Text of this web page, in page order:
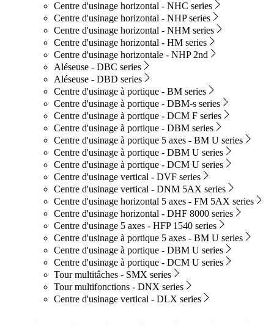
Centre d'usinage horizontal - NHC series
Centre d'usinage horizontal - NHP series
Centre d'usinage horizontal - NHM series
Centre d'usinage horizontal - HM series
Centre d'usinage horizontale - NHP 2nd
Aléseuse - DBC series
Aléseuse - DBD series
Centre d'usinage à portique - BM series
Centre d'usinage à portique - DBM-s series
Centre d'usinage à portique - DCM F series
Centre d'usinage à portique - DBM series
Centre d'usinage à portique 5 axes - BM U series
Centre d'usinage à portique - DBM U series
Centre d'usinage à portique - DCM U series
Centre d'usinage vertical - DVF series
Centre d'usinage vertical - DNM 5AX series
Centre d'usinage horizontal 5 axes - FM 5AX series
Centre d'usinage horizontal - DHF 8000 series
Centre d'usinage 5 axes - HFP 1540 series
Centre d'usinage à portique 5 axes - BM U series
Centre d'usinage à portique - DBM U series
Centre d'usinage à portique - DCM U series
Tour multitâches - SMX series
Tour multifonctions - DNX series
Centre d'usinage vertical - DLX series